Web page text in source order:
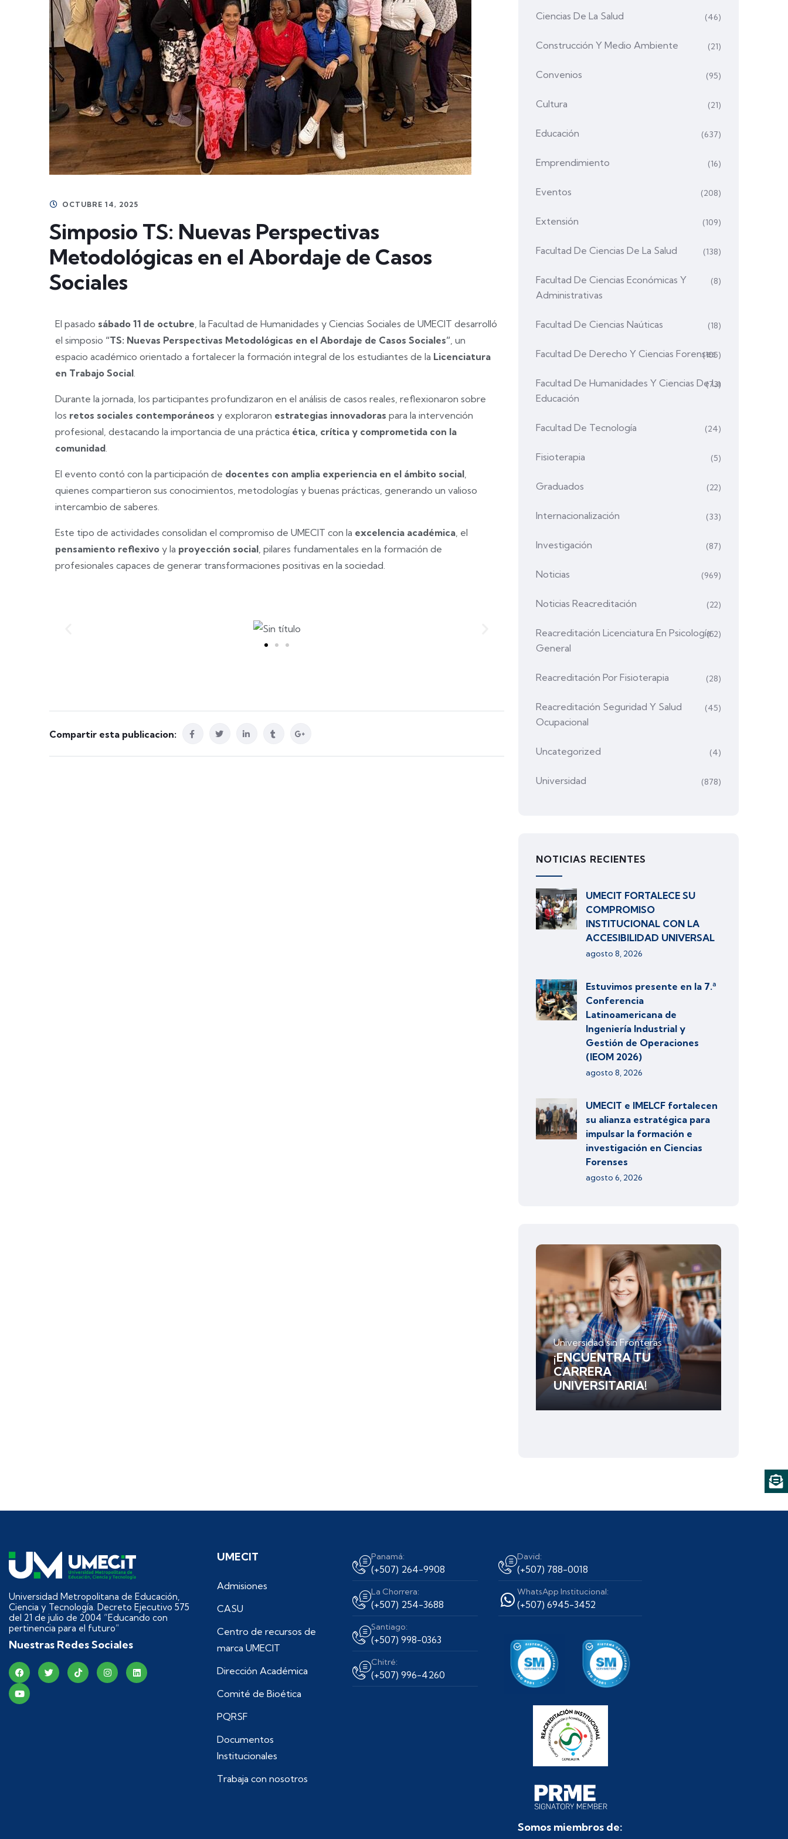
OCTUBRE 14, 2025
Simposio TS: Nuevas Perspectivas
Metodológicas en el Abordaje de Casos
Sociales
El pasado sábado 11 de octubre, la Facultad de Humanidades y Ciencias Sociales de UMECIT desarrolló
el simposio “TS: Nuevas Perspectivas Metodológicas en el Abordaje de Casos Sociales”, un
espacio académico orientado a fortalecer la formación integral de los estudiantes de la Licenciatura
en Trabajo Social.
Durante la jornada, los participantes profundizaron en el análisis de casos reales, reflexionaron sobre
los retos sociales contemporáneos y exploraron estrategias innovadoras para la intervención
profesional, destacando la importancia de una práctica ética, crítica y comprometida con la
comunidad.
El evento contó con la participación de docentes con amplia experiencia en el ámbito social,
quienes compartieron sus conocimientos, metodologías y buenas prácticas, generando un valioso
intercambio de saberes.
Este tipo de actividades consolidan el compromiso de UMECIT con la excelencia académica, el
pensamiento reflexivo y la proyección social, pilares fundamentales en la formación de
profesionales capaces de generar transformaciones positivas en la sociedad.
Compartir esta publicacion:
Ciencias De La Salud (46)
Construcción Y Medio Ambiente (21)
Convenios (95)
Cultura (21)
Educación (637)
Emprendimiento (16)
Eventos (208)
Extensión (109)
Facultad De Ciencias De La Salud (138)
Facultad De Ciencias Económicas Y
Administrativas
(8)
Facultad De Ciencias Naúticas (18)
Facultad De Derecho Y Ciencias Forenses
(105)
Facultad De Humanidades Y Ciencias De La
Educación
(73)
Facultad De Tecnología (24)
Fisioterapia (5)
Graduados (22)
Internacionalización (33)
Investigación (87)
Noticias (969)
Noticias Reacreditación (22)
Reacreditación Licenciatura En Psicología
General
(52)
Reacreditación Por Fisioterapia (28)
Reacreditación Seguridad Y Salud
Ocupacional
(45)
Uncategorized (4)
Universidad (878)
NOTICIAS RECIENTES
UMECIT FORTALECE SU
COMPROMISO
INSTITUCIONAL CON LA
ACCESIBILIDAD UNIVERSAL
agosto 8, 2026
Estuvimos presente en la 7.ª
Conferencia
Latinoamericana de
Ingeniería Industrial y
Gestión de Operaciones
(IEOM 2026)
agosto 8, 2026
UMECIT e IMELCF fortalecen
su alianza estratégica para
impulsar la formación e
investigación en Ciencias
Forenses
agosto 6, 2026
Universidad sin Fronteras
¡ENCUENTRA TU
CARRERA
UNIVERSITARIA!
Universidad Metropolitana de Educación,
Ciencia y Tecnología. Decreto Ejecutivo 575
del 21 de julio de 2004 “Educando con
pertinencia para el futuro”
Nuestras Redes Sociales
UMECIT
Admisiones
CASU
Centro de recursos de
marca UMECIT
Dirección Académica
Comité de Bioética
PQRSF
Documentos
Institucionales
Trabaja con nosotros
Panamá:
(+507) 264-9908
La Chorrera:
(+507) 254-3688
Santiago:
(+507) 998-0363
Chitré:
(+507) 996-4260
David:
(+507) 788-0018
WhatsApp Institucional:
(+507) 6945-3452
Somos miembros de: